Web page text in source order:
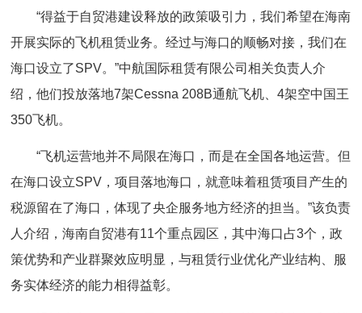
“得益于自贸港建设释放的政策吸引力，我们希望在海南
开展实际的飞机租赁业务。经过与海口的顺畅对接，我们在
海口设立了SPV。”中航国际租赁有限公司相关负责人介
绍，他们投放落地7架Cessna 208B通航飞机、4架空中国王
350飞机。
“飞机运营地并不局限在海口，而是在全国各地运营。但
在海口设立SPV，项目落地海口，就意味着租赁项目产生的
税源留在了海口，体现了央企服务地方经济的担当。”该负责
人介绍，海南自贸港有11个重点园区，其中海口占3个，政
策优势和产业群聚效应明显，与租赁行业优化产业结构、服
务实体经济的能力相得益彰。